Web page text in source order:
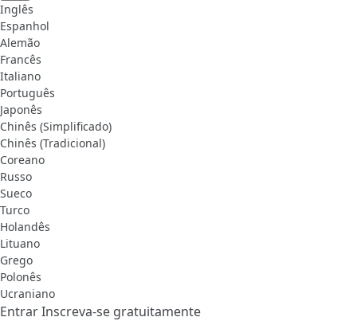
Inglês
Espanhol
Alemão
Francês
Italiano
Português
Japonês
Chinês (Simplificado)
Chinês (Tradicional)
Coreano
Russo
Sueco
Turco
Holandês
Lituano
Grego
Polonês
Ucraniano
EntrarInscreva-se gratuitamente